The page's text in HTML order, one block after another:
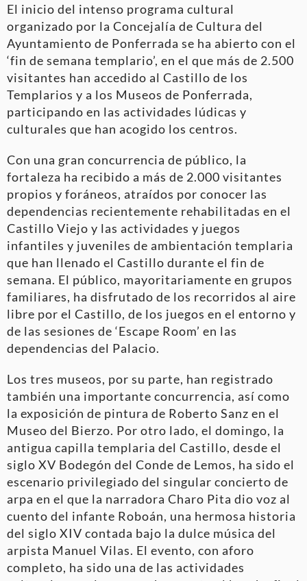
El inicio del intenso programa cultural
organizado por la Concejalía de Cultura del
Ayuntamiento de Ponferrada se ha abierto con el
‘fin de semana templario’, en el que más de 2.500
visitantes han accedido al Castillo de los
Templarios y a los Museos de Ponferrada,
participando en las actividades lúdicas y
culturales que han acogido los centros.
Con una gran concurrencia de público, la
fortaleza ha recibido a más de 2.000 visitantes
propios y foráneos, atraídos por conocer las
dependencias recientemente rehabilitadas en el
Castillo Viejo y las actividades y juegos
infantiles y juveniles de ambientación templaria
que han llenado el Castillo durante el fin de
semana. El público, mayoritariamente en grupos
familiares, ha disfrutado de los recorridos al aire
libre por el Castillo, de los juegos en el entorno y
de las sesiones de ‘Escape Room’ en las
dependencias del Palacio.
Los tres museos, por su parte, han registrado
también una importante concurrencia, así como
la exposición de pintura de Roberto Sanz en el
Museo del Bierzo. Por otro lado, el domingo, la
antigua capilla templaria del Castillo, desde el
siglo XV Bodegón del Conde de Lemos, ha sido el
escenario privilegiado del singular concierto de
arpa en el que la narradora Charo Pita dio voz al
cuento del infante Roboán, una hermosa historia
del siglo XIV contada bajo la dulce música del
arpista Manuel Vilas. El evento, con aforo
completo, ha sido una de las actividades